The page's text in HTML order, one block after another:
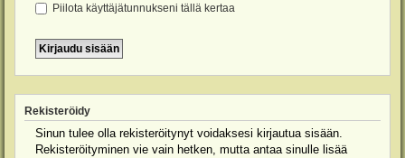
Piilota käyttäjätunnukseni tällä kertaa
Rekisteröidy
Sinun tulee olla rekisteröitynyt voidaksesi kirjautua sisään.
Rekisteröityminen vie vain hetken, mutta antaa sinulle lisää